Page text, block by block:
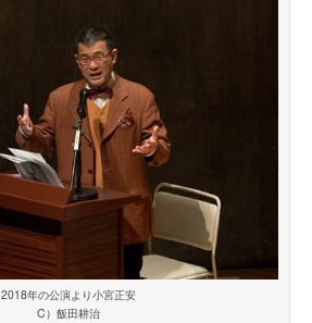
2018年の公演より小宮正安
C）飯田耕治